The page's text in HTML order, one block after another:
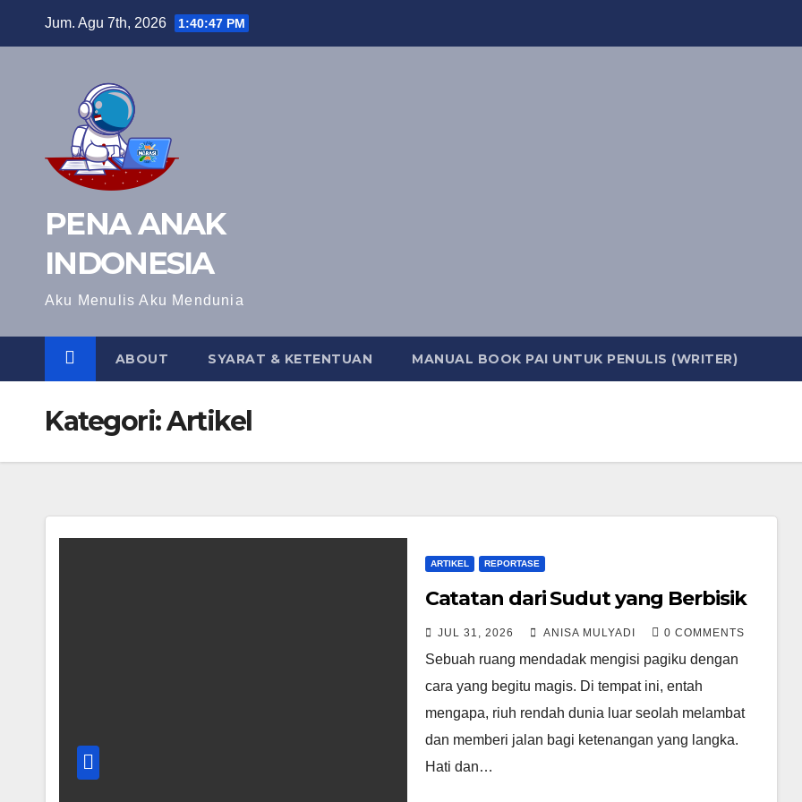
Jum. Agu 7th, 2026 1:40:48 PM
PENA ANAK
INDONESIA
Aku Menulis Aku Mendunia
ABOUT SYARAT & KETENTUAN MANUAL BOOK PAI UNTUK PENULIS (WRITER)
Kategori:Artikel
ARTIKEL REPORTASE
Catatan dari Sudut yang Berbisik
JUL 31, 2026 ANISA MULYADI 0 COMMENTS
Sebuah ruang mendadak mengisi pagiku dengan
cara yang begitu magis. Di tempat ini, entah
mengapa, riuh rendah dunia luar seolah melambat
dan memberi jalan bagi ketenangan yang langka.
Hati dan…